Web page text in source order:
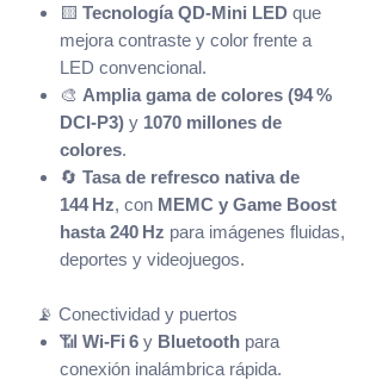
🟨 Tecnología QD‑Mini LED que
mejora contraste y color frente a
LED convencional.
🎨 Amplia gama de colores (94 %
DCI‑P3) y 1070 millones de
colores.
🔄 Tasa de refresco nativa de
144 Hz, con MEMC y Game Boost
hasta 240 Hz para imágenes fluidas,
deportes y videojuegos.
📡 Conectividad y puertos
📶 Wi‑Fi 6 y Bluetooth para
conexión inalámbrica rápida.